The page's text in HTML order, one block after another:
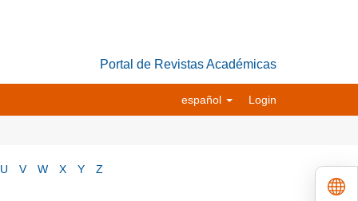
Portal de Revistas Académicas
español Login
U V W X Y Z